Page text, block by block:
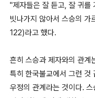
"제자들은 잘 듣고, 잘 귀를
빗나가지 않아서 스승의 가
122)라고 했다.
흔히 스승과 제자와의 관계
특히 한국불교에서 그런 것
우정의 관계라는 것이다. 스